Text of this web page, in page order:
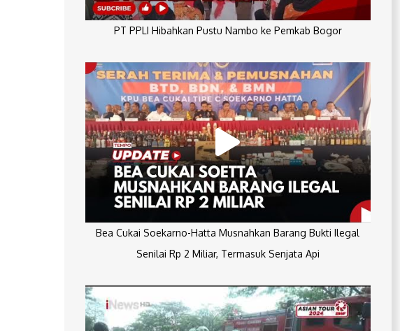
PT PPLI Hibahkan Pustu Nambo ke Pemkab Bogor
Bea Cukai Soekarno-Hatta Musnahkan Barang Bukti Ilegal
Senilai Rp 2 Miliar, Termasuk Senjata Api